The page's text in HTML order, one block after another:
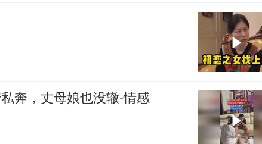
奔，丈母娘也没辙-情感